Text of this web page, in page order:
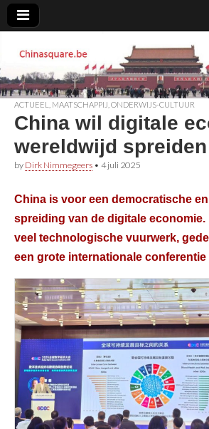
ACTUEEL MAATSCHAPPIJ ONDERWIJS-CULTUUR
China wil digitale
wereldwijd spreiden
by Dirk Nimmegeers • 4 juli 2025
China is voor een democratische
spreiding van de digitale economie.
veel technologische vuurwerk,
een grote internationale